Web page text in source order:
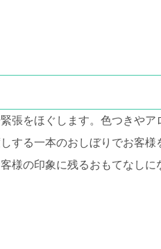
張をほぐします。色つきやア
する一本のおしぼりでお客様
様の印象に残るおもてなしに